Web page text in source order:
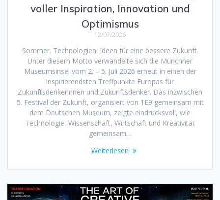
voller Inspiration, Innovation und
Optimismus
12/07/2026
Sommer. Technologien. Ideen für eine bessere Zukunft.
Unter diesem Motto verwandelte sich die Münchner
Museumsinsel vom 2. – 5. Juli 2026 erneut in einen der
inspirierendsten Treffpunkte Europas für
Zukunftsdenkerinnen und Zukunftsdenker. Das inzwischen
5. Festival der Zukunft, organisiert von 1E9 gemeinsam mit
dem Deutschen Museum, zeigte eindrucksvoll, wie
Technologie, Wissenschaft, Wirtschaft und Kreativität
gemeinsam…
Weiterlesen